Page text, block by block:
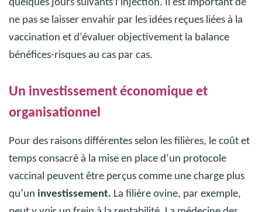
quelques jours suivants l’injection.
Il est important de
ne pas se laisser envahir par les idées reçues liées à la
vaccination et d’évaluer objectivement la balance
bénéfices-risques au cas par cas.
Un investissement économique et
organisationnel
Pour des raisons différentes selon les filières, le coût et
temps consacré à la mise en place d’un protocole
vaccinal peuvent être perçus comme une charge plus
qu’un investissement. La filière ovine, par exemple,